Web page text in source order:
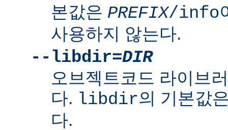
본값은 PREFIX/info
사용하지 않는다.
--libdir=DIR
오브젝트코드 라이브
다. libdir의 기본값
다.